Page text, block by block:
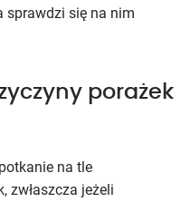
sprawdzi się na nim
porażek
na tle
zwłaszcza jeżeli